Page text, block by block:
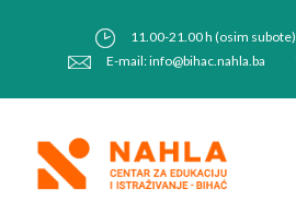
11.00-21.00 h (osim subote)
E-mail: info@bihac.nahla.ba